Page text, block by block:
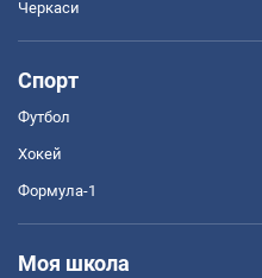
Черкаси
Спорт
Футбол
Хокей
Формула-1
Моя школа